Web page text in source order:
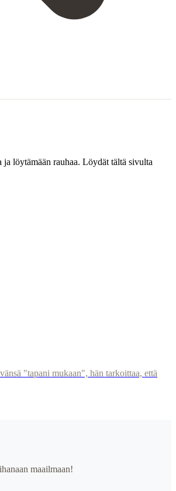
löytämään rauhaa. Löydät tältä sivulta
"tapani mukaan", hän tarkoittaa, että
maailmaan!